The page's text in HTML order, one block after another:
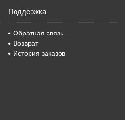
Поддержка
Обратная связь
Возврат
История заказов